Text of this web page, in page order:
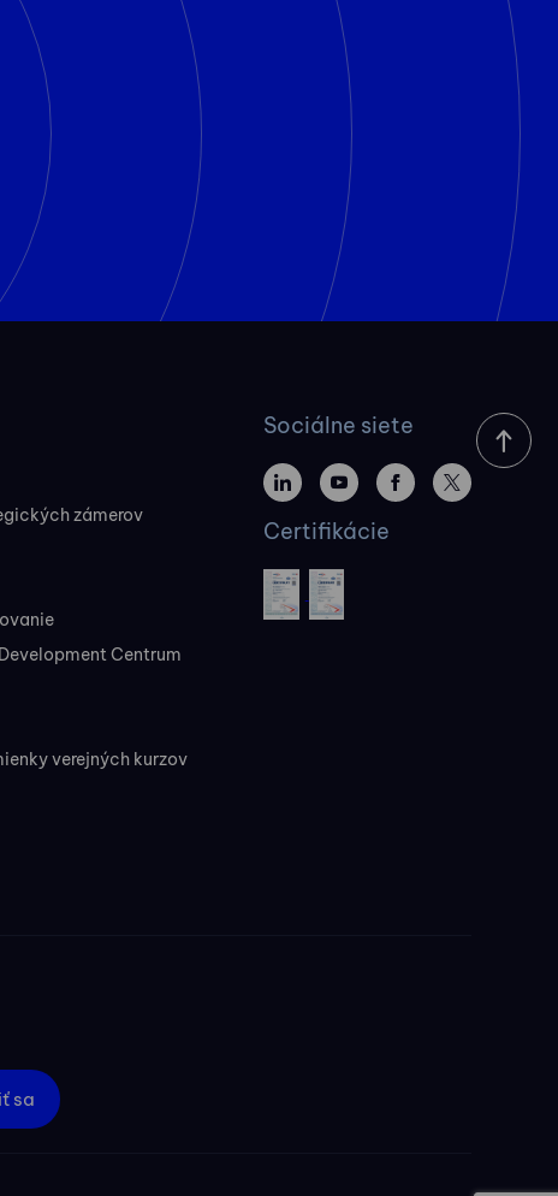
zámerov
Centrum
verejných kurzov
Sociálne siete
Certifikácie
sa